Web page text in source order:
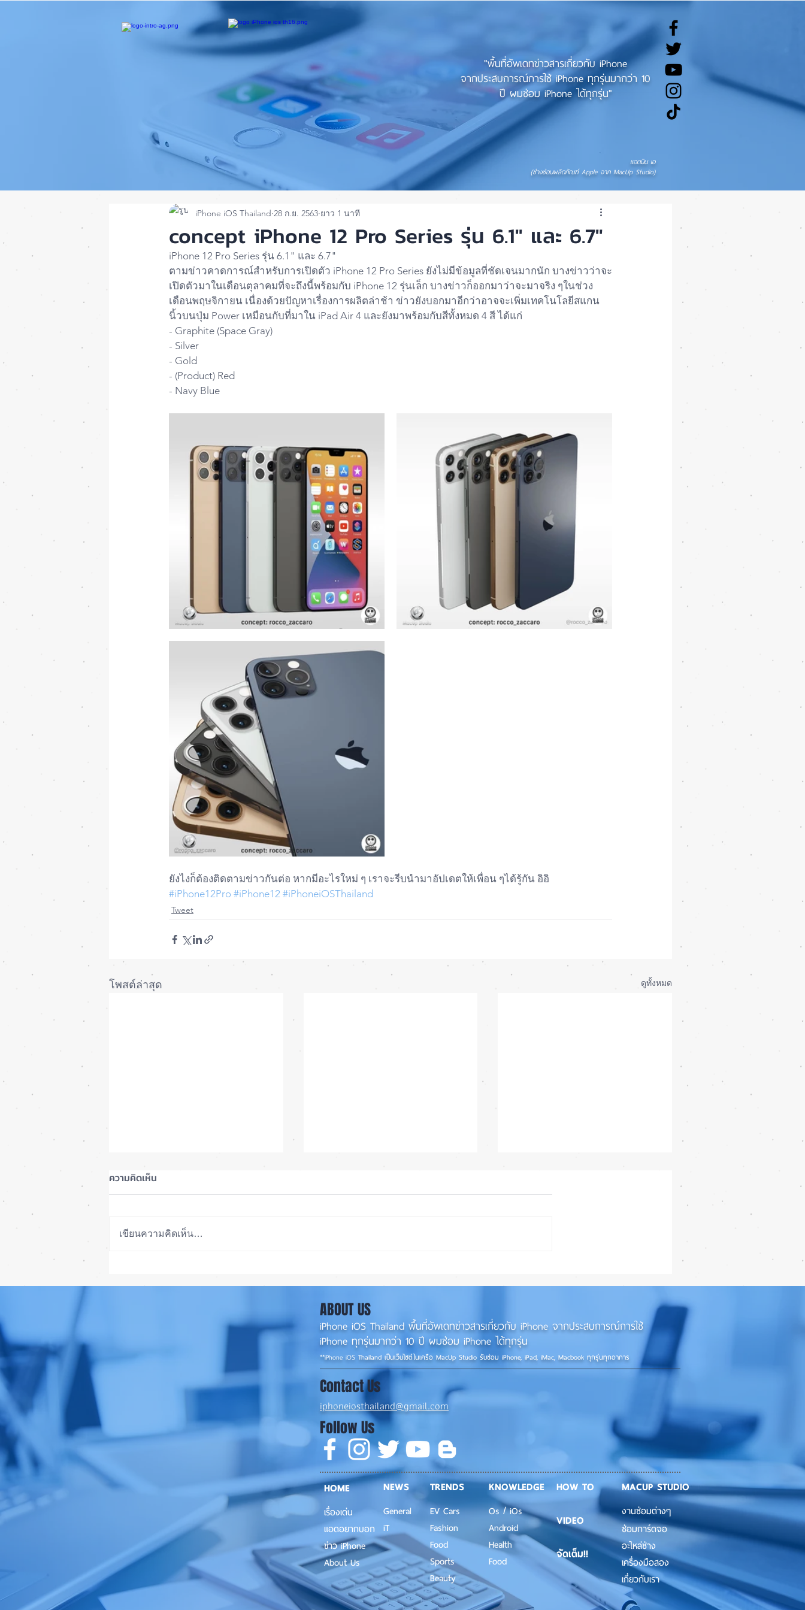
"พื้นที่อัพเดทข่าวสารเกี่ยวกับ iPhone
จากประสบการณ์การใช้ iPhone ทุกรุ่นมากว่า 10
ปี ผมซ่อม iPhone ได้ทุกรุ่น"
แอดมิน เอ
(ช่างซ่อมผลิตภัณฑ์ Apple จาก MacUp Studio)
concept iPhone 12 Pro Series รุ่น 6.1" และ 6.7"
iPhone iOS Thailand 28 ก.ย. 2563 ยาว 1 นาที
iPhone 12 Pro Series รุ่น 6.1" และ 6.7"
ตามข่าวคาดการณ์สำหรับการเปิดตัว iPhone 12 Pro Series ยังไม่มีข้อมูลที่ชัดเจนมากนัก บางข่าวว่าจะ
เปิดตัวมาในเดือนตุลาคมที่จะถึงนี้พร้อมกับ iPhone 12 รุ่นเล็ก บางข่าวก็ออกมาว่าจะมาจริง ๆในช่วง
เดือนพฤษจิกายน เนื่องด้วยปัญหาเรื่องการผลิตล่าช้า ข่าวยังบอกมาอีกว่าอาจจะเพิ่มเทคโนโลยีสแกน
นิ้วบนปุ่ม Power เหมือนกับที่มาใน iPad Air 4 และยังมาพร้อมกับสีทั้งหมด 4 สี ได้แก่
- Graphite (Space Gray)
- Silver
- Gold
- (Product) Red
- Navy Blue
ยังไงก็ต้องติดตามข่าวกันต่อ หากมีอะไรใหม่ ๆ เราจะรีบนำมาอัปเดตให้เพื่อน ๆได้รู้กัน อิอิ
#iPhone12Pro #iPhone12 #iPhoneiOSThailand
Tweet
โพสต์ล่าสุด ดูทั้งหมด
เสียไหม
iPhone
12Pro Vs. iPhone 13Pro
ความคิดเห็น
เขียนความคิดเห็น…
ABOUT US
iPhone iOS Thailand พื้นที่อัพเดทข่าวสารเกี่ยวกับ iPhone จากประสบการณ์การใช้
iPhone ทุกรุ่นมากว่า 10 ปี ผมซ่อม iPhone ได้ทุกรุ่น
**iPhone iOS Thailand เป็นเว็บไซต์ในเครือ MacUp Studio รับซ่อม iPhone, iPad, iMac, Macbook ทุกรุ่นทุกอาการ
Contact Us
iphoneiosthailand@gmail.com
Follow Us
HOME
เรื่องเด่น
แอดอยากบอก
ข่าว iPhone
About Us
NEWS
General
iT
TRENDS
EV Cars
Fashion
Food
Sports
Beauty
KNOWLEDGE
Os / iOs
Android
Health
Food
จัดเต็ม!!
HOW TO
VIDEO
MACUP STUDIO
งานซ่อมต่างๆ
ซ่อมการ์ดจอ
อะไหล่ช่าง
เครื่องมือสอง
เกี่ยวกับเรา